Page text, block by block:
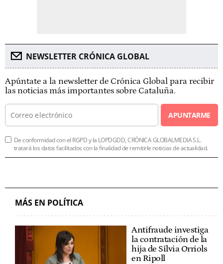
NEWSLETTER CRÓNICA GLOBAL
Apúntate a la newsletter de Crónica Global para recibir
las noticias más importantes sobre Cataluña.
APUNTARME
De conformidad con el RGPD y la LOPDGDD, CRÓNICA GLOBALMEDIA S.L.
tratará los datos facilitados con la finalidad de remitirle noticias de actualidad.
MÁS EN POLÍTICA
Antifraude investiga
la contratación de la
hija de Sílvia Orriols
en Ripoll